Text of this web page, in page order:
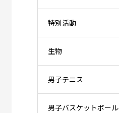
特別活動
生物
男子テニス
男子バスケットボール